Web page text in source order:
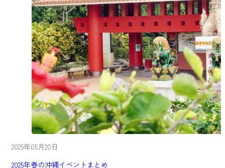
2025年05月20日
2025年春の沖縄イベントまとめ